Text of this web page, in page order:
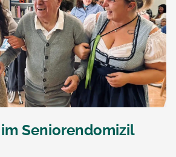
Seniorendomizil